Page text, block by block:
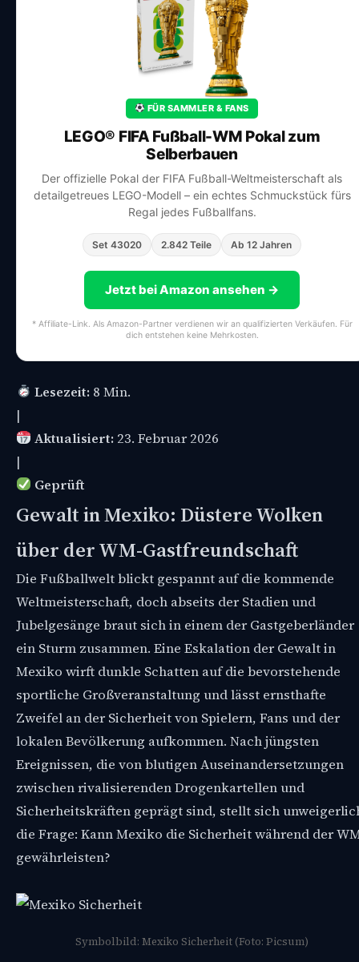
FÜR SAMMLER & FANS
LEGO® FIFA Fußball-WM Pokal zum
Selberbauen
Der offizielle Pokal der FIFA Fußball-Weltmeisterschaft als
detailgetreues LEGO-Modell – ein echtes Schmuckstück fürs
Regal jedes Fußballfans.
Set 43020 2.842 Teile Ab 12 Jahren
Jetzt bei Amazon ansehen →
* Affiliate-Link. Als Amazon-Partner verdienen wir an qualifizierten Verkäufen. Für
dich entstehen keine Mehrkosten.
Lesezeit:8 Min.
|
Aktualisiert:23. Februar 2026
|
Geprüft
Gewalt in Mexiko: Düstere Wolken
über der WM-Gastfreundschaft
Die Fußballwelt blickt gespannt auf die kommende
Weltmeisterschaft, doch abseits der Stadien und
Jubelgesänge braut sich in einem der Gastgeberländer
ein Sturm zusammen. Eine Eskalation der Gewalt in
Mexiko wirft dunkle Schatten auf die bevorstehende
sportliche Großveranstaltung und lässt ernsthafte
Zweifel an der Sicherheit von Spielern, Fans und der
lokalen Bevölkerung aufkommen. Nach jüngsten
Ereignissen, die von blutigen Auseinandersetzungen
zwischen rivalisierenden Drogenkartellen und
Sicherheitskräften geprägt sind, stellt sich
die Frage: Kann Mexiko die Sicherheit während der
gewährleisten?
Symbolbild: Mexiko Sicherheit (Foto: Picsum)